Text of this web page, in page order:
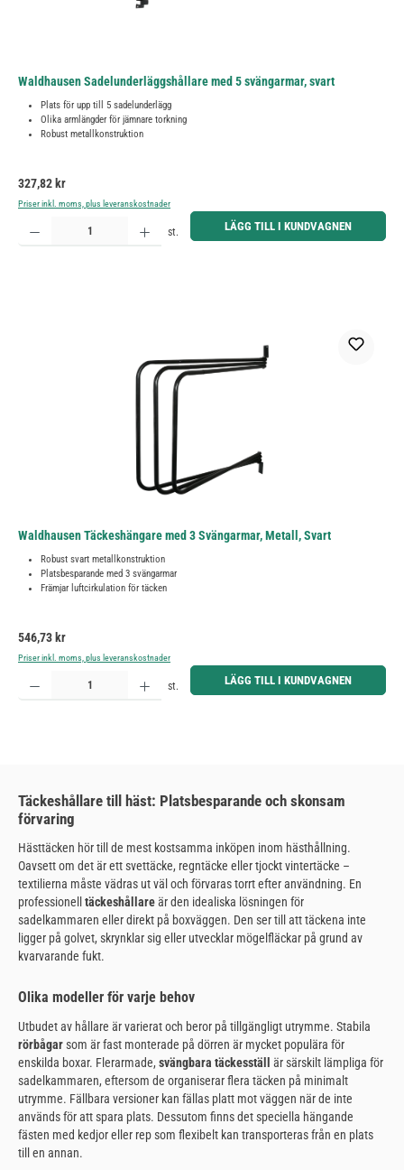
Waldhausen Sadelunderläggshållare med 5 svängarmar, svart
Plats för upp till 5 sadelunderlägg
Olika armlängder för jämnare torkning
Robust metallkonstruktion
Ordinarie pris:
327,82 kr
Priser inkl. moms, plus leveranskostnader
Produktkvantitet: Ange önskat belopp eller använd knapparna för att öka eller minska kvantiteten.
st. LÄGG TILL I KUNDVAGNEN
Waldhausen Täckeshängare med 3 Svängarmar, Metall, Svart
Robust svart metallkonstruktion
Platsbesparande med 3 svängarmar
Främjar luftcirkulation för täcken
Ordinarie pris:
546,73 kr
Priser inkl. moms, plus leveranskostnader
Produktkvantitet: Ange önskat belopp eller använd knapparna för att öka eller minska kvantiteten.
st. LÄGG TILL I KUNDVAGNEN
Täckeshållare till häst: Platsbesparande och skonsam
förvaring
Hästtäcken hör till de mest kostsamma inköpen inom hästhållning.
Oavsett om det är ett svettäcke, regntäcke eller tjockt vintertäcke –
textilierna måste vädras ut väl och förvaras torrt efter användning. En
professionell täckeshållareär den idealiska lösningen för
sadelkammaren eller direkt på boxväggen. Den ser till att täckena inte
ligger på golvet, skrynklar sig eller utvecklar mögelfläckar på grund av
kvarvarande fukt.
Olika modeller för varje behov
Utbudet av hållare är varierat och beror på tillgängligt utrymme. Stabila
rörbågarsom är fast monterade på dörren är mycket populära för
enskilda boxar. Flerarmade, svängbara täckesställ
är särskilt lämpliga för
sadelkammaren, eftersom de organiserar flera täcken på minimalt
utrymme. Fällbara versioner kan fällas platt mot väggen när de inte
används för att spara plats. Dessutom finns det speciella hängande
fästen med kedjor eller rep som flexibelt kan transporteras från en plats
till en annan.